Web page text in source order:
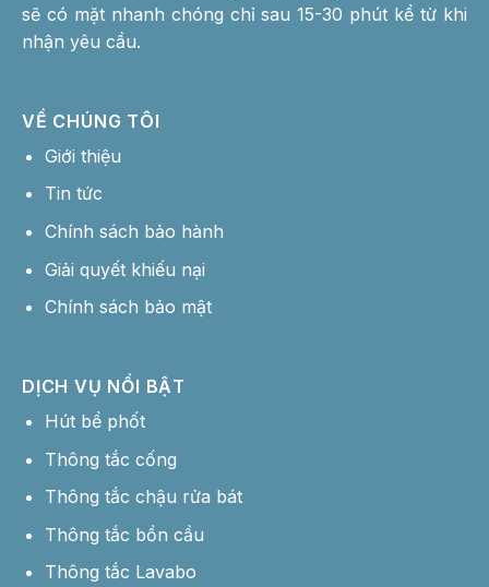
sẽ có mặt nhanh chóng chỉ sau 15-30 phút kể từ khi
nhận yêu cầu.
VỀ CHÚNG TÔI
Giới thiệu
Tin tức
Chính sách bảo hành
Giải quyết khiếu nại
Chính sách bảo mật
DỊCH VỤ NỔI BẬT
Hút bể phốt
Thông tắc cống
Thông tắc chậu rửa bát
Thông tắc bồn cầu
Thông tắc Lavabo